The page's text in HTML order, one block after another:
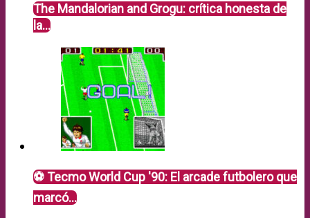
The Mandalorian and Grogu: crítica honesta de
la…
⚽ Tecmo World Cup '90: El arcade futbolero que
marcó…